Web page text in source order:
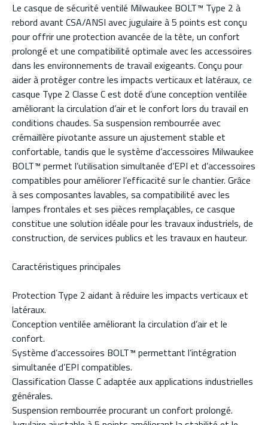
Le casque de sécurité ventilé Milwaukee BOLT™ Type 2 à
rebord avant CSA/ANSI avec jugulaire à 5 points est conçu
pour offrir une protection avancée de la tête, un confort
prolongé et une compatibilité optimale avec les accessoires
dans les environnements de travail exigeants. Conçu pour
aider à protéger contre les impacts verticaux et latéraux, ce
casque Type 2 Classe C est doté d’une conception ventilée
améliorant la circulation d’air et le confort lors du travail en
conditions chaudes. Sa suspension rembourrée avec
crémaillère pivotante assure un ajustement stable et
confortable, tandis que le système d’accessoires Milwaukee
BOLT™ permet l’utilisation simultanée d’EPI et d’accessoires
compatibles pour améliorer l’efficacité sur le chantier. Grâce
à ses composantes lavables, sa compatibilité avec les
lampes frontales et ses pièces remplaçables, ce casque
constitue une solution idéale pour les travaux industriels, de
construction, de services publics et les travaux en hauteur.
Caractéristiques principales
Protection Type 2 aidant à réduire les impacts verticaux et
latéraux.
Conception ventilée améliorant la circulation d’air et le
confort.
Système d’accessoires BOLT™ permettant l’intégration
simultanée d’EPI compatibles.
Classification Classe C adaptée aux applications industrielles
générales.
Suspension rembourrée procurant un confort prolongé.